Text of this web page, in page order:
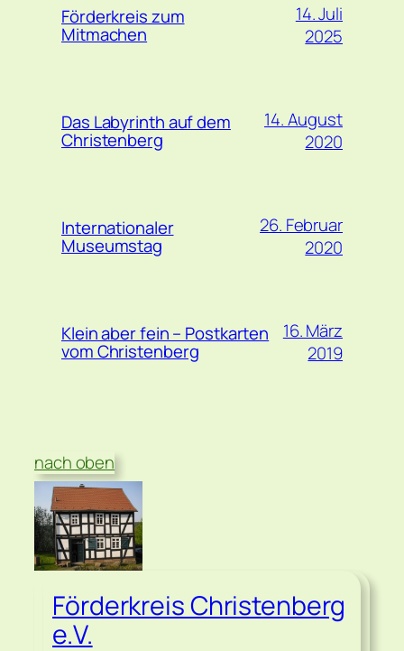
Förderkreis zum
Mitmachen
14. Juli
2025
Das Labyrinth auf dem
Christenberg
14. August
2020
Internationaler
Museumstag
26. Februar
2020
Klein aber fein – Postkarten
vom Christenberg
16. März
2019
nach oben
Förderkreis Christenberg
e.V.